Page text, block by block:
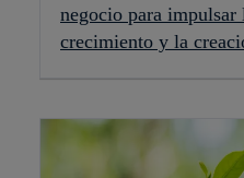
negocio para
crecimiento y la